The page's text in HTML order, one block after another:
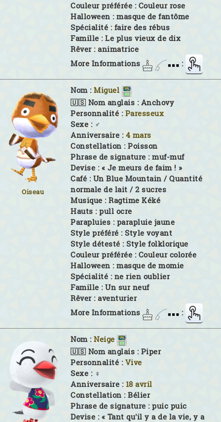
Couleur préférée : Couleur rose
Halloween : masque de fantôme
Spécialité : faire des rébus
Famille : Le plus vieux de dix
Rêver : animatrice
More Informations
:
Oiseau
Nom : Miguel
🇺🇸 Nom anglais : Anchovy
Personnalité : Paresseux
Sexe : ♂
Anniversaire : 4 mars
Constellation : Poisson
Phrase de signature : muf-muf
Devise : « Je meurs de faim ! »
Café : Un Blue Mountain / Quantité
normale de lait / 2 sucres
Musique : Ragtime Kéké
Hauts : pull ocre
Parapluies : parapluie jaune
Style préféré : Style voyant
Style détesté : Style folklorique
Couleur préférée : Couleur colorée
Halloween : masque de momie
Spécialité : ne rien oublier
Famille : Un sur neuf
Rêver : aventurier
More Informations
:
Nom : Neige
🇺🇸 Nom anglais : Piper
Personnalité : Vive
Sexe : ♀
Anniversaire : 18 avril
Constellation : Bélier
Phrase de signature : puic puic
Devise : « Tant qu'il y a de la vie, y a